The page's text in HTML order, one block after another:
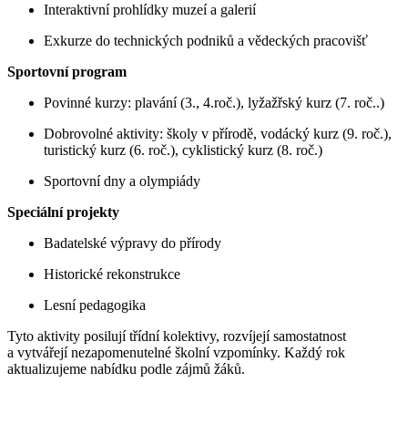
Interaktivní prohlídky muzeí a galerií
Exkurze do technických podniků a vědeckých pracovišť
Sportovní program
Povinné kurzy: plavání (3., 4.roč.), lyžažřský kurz (7. roč..)
Dobrovolné aktivity: školy v přírodě, vodácký kurz (9. roč.),
turistický kurz (6. roč.), cyklistický kurz (8. roč.)
Sportovní dny a olympiády
Speciální projekty
Badatelské výpravy do přírody
Historické rekonstrukce
Lesní pedagogika
Tyto aktivity posilují třídní kolektivy, rozvíjejí samostatnost
a vytvářejí nezapomenutelné školní vzpomínky. Každý rok
aktualizujeme nabídku podle zájmů žáků.